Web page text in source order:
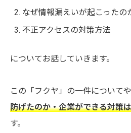
なぜ情報漏えいが起こったの
不正アクセスの対策方法
についてお話していきます。
この「フクヤ」の一件について
防げたのか・企業ができる対策
す。